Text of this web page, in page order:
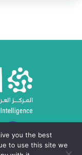
you the best
to use this site we